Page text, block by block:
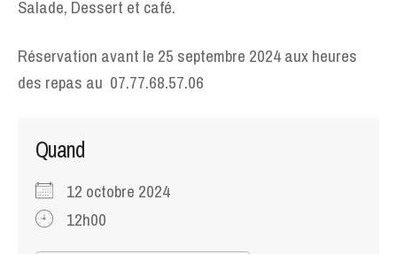
Salade, Dessert et café.
Réservation avant le 25 septembre 2024 aux heures
des repas au 07.77.68.57.06
Quand
12 octobre 2024
12h00